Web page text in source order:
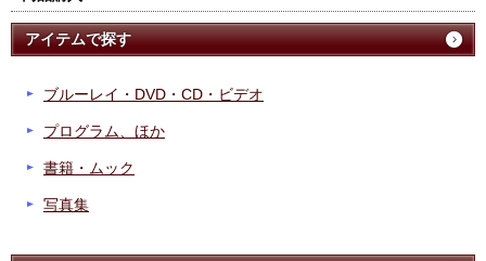
アイテムで探す
ブルーレイ・DVD・CD・ビデオ
プログラム、ほか
書籍・ムック
写真集